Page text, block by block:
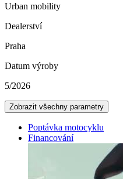
Urban mobility
Dealerství
Praha
Datum výroby
5/2026
Zobrazit všechny parametry
Poptávka motocyklu
Financování